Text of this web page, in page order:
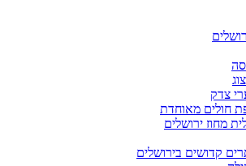
צדק
חולים מאוחדת
מחוז ירושלים
קדושים בירושלים